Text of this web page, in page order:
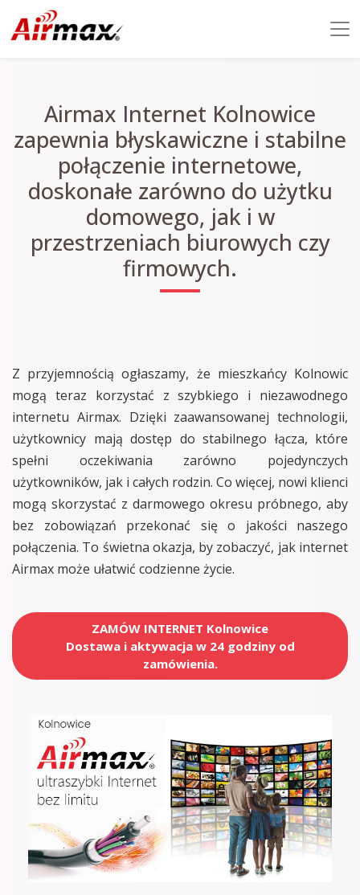
Airmax Internet Kolnowice
zapewnia błyskawiczne i stabilne
połączenie internetowe,
doskonałe zarówno do użytku
domowego, jak i w
przestrzeniach biurowych czy
firmowych.
Z przyjemnością ogłaszamy, że mieszkańcy Kolnowic
mogą teraz korzystać z szybkiego i niezawodnego
internetu Airmax. Dzięki zaawansowanej technologii,
użytkownicy mają dostęp do stabilnego łącza, które
spełni oczekiwania zarówno pojedynczych
użytkowników, jak i całych rodzin. Co więcej, nowi klienci
mogą skorzystać z darmowego okresu próbnego, aby
bez zobowiązań przekonać się o jakości naszego
połączenia. To świetna okazja, by zobaczyć, jak internet
Airmax może ułatwić codzienne życie.
ZAMÓW INTERNET Kolnowice
Dostawa i aktywacja w 24 godziny od
zamówienia.